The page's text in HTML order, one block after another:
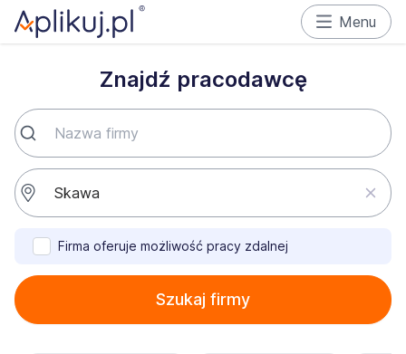
Menu
Znajdź pracodawcę
Firma oferuje możliwość pracy zdalnej
Szukaj firmy